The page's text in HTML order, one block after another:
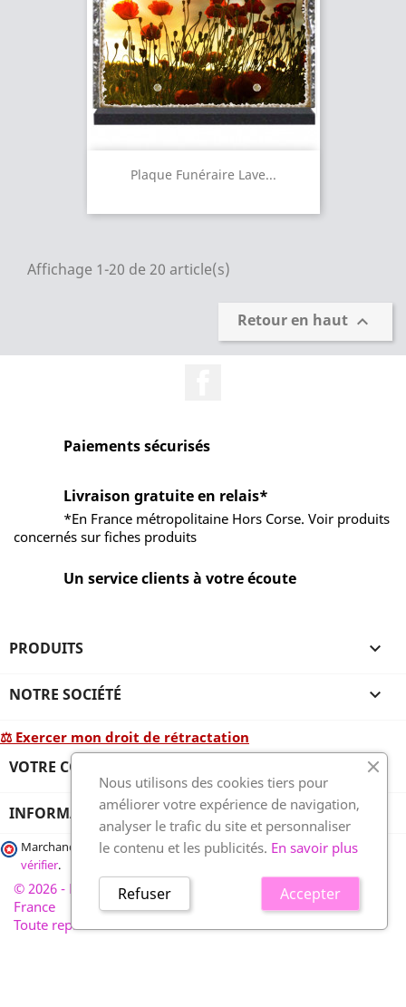
Plaque Funéraire Lave...
Affichage 1-20 de 20 article(s)
Retour en haut 
Paiements sécurisés
Livraison gratuite en relais*
*En France métropolitaine Hors Corse. Voir produits
concernés sur fiches produits
Un service clients à votre écoute
PRODUITS 
NOTRE SOCIÉTÉ 
⚖ Exercer mon droit de rétractation
VOTRE COMPTE 
INFORMATIONS
Marchand approuvé par la Société des Avis Garantis,cliquez ici pour
vérifier.
© 2026 - France-plaques-funéraires.fr, développé par Wess
France
Toute reproduction interdite
Nous utilisons des cookies tiers pour
améliorer votre expérience de navigation,
analyser le trafic du site et personnaliser
le contenu et les publicités. En savoir plus
Accepter
Refuser